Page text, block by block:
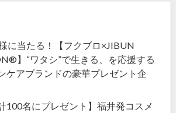
に当たる！【フクブロ×JIBUN
】“ワタシ”で生きる、を応援する
ケアブランドの豪華プレゼント企
100名にプレゼント】福井発コスメ